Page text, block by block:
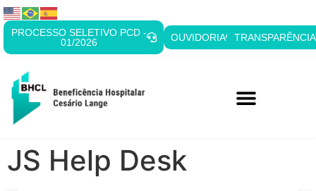
PROCESSO SELETIVO PCD -
01/2026
OUVIDORIA TRANSPARÊNCIA
JS Help Desk